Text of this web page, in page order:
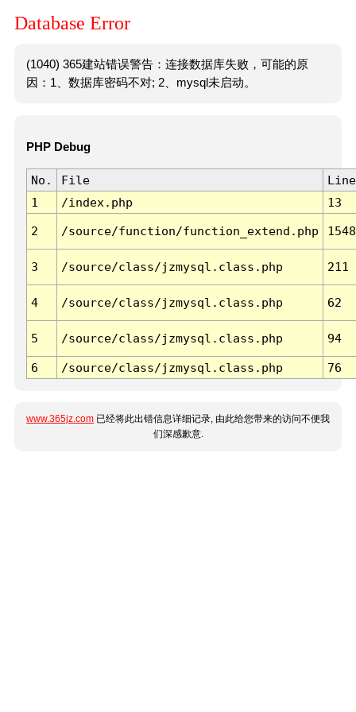
Database Error
(1040) 365建站错误警告：连接数据库失败，可能的原
因：1、数据库密码不对; 2、mysql未启动。
PHP Debug
No. File
Line
1
/index.php 13
2 /source/function/function_extend.php 1548
3 /source/class/jzmysql.class.php 211
4 /source/class/jzmysql.class.php 62
5 /source/class/jzmysql.class.php 94
6 /source/class/jzmysql.class.php 76
www.365jz.com 已经将此出错信息详细记录, 由此给您带来的访问不便我
们深感歉意.